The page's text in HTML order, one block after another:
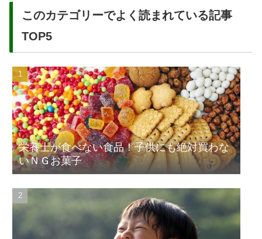
このカテゴリーでよく読まれている記事
TOP5
栄養士が食べない食品！子供にも絶対買わな
いＮＧお菓子